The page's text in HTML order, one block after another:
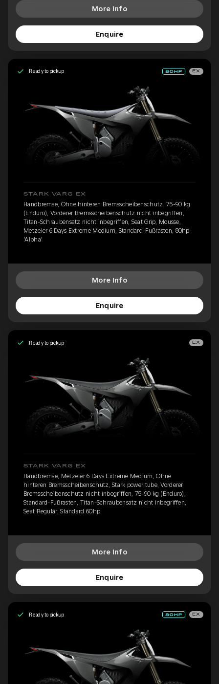
More Info
Enquire
Ready to pickup EX
STARK VARG EX
Handbremse, Ohne hinteren Bremsscheibenschutz, 75-90 kg
(Enduro), Vorderer Bremsscheibenschutz nicht inbegriffen,
Titan-Schraubensatz nicht inbegriffen, Seat Grip, Mousse,
Metzeler 6 Days Extreme Medium, Standard-Fußrasten, 80hp
'Alpha'
More Info
Enquire
Ready to pickup EX
STARK VARG EX
Handbremse, Metzeler 6 Days Extreme Medium, Ohne
hinteren Bremsscheibenschutz, Stark power tube, Vorderer
Bremsscheibenschutz nicht inbegriffen, 75-90 kg (Enduro),
Standard-Fußrasten, Titan-Schraubensatz nicht inbegriffen,
Seat Regulär, Standard 60hp
More Info
Enquire
Ready to pickup EX